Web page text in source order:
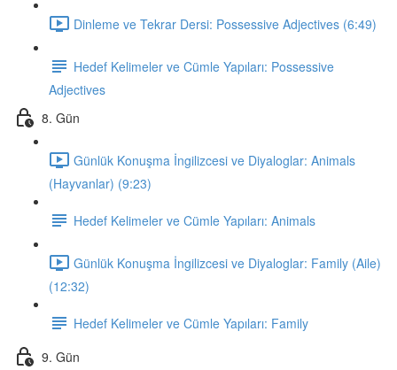
Dinleme ve Tekrar Dersi: Possessive Adjectives (6:49)
Hedef Kelimeler ve Cümle Yapıları: Possessive
Adjectives
8. Gün
Günlük Konuşma İngilizcesi ve Diyaloglar: Animals
(Hayvanlar) (9:23)
Hedef Kelimeler ve Cümle Yapıları: Animals
Günlük Konuşma İngilizcesi ve Diyaloglar: Family (Aile)
(12:32)
Hedef Kelimeler ve Cümle Yapıları: Family
9. Gün